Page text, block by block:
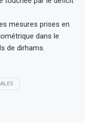
mesures prises en
dans le
de dirhams.